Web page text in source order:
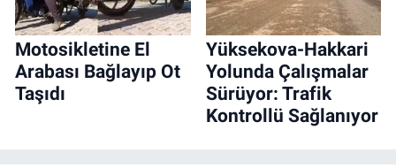
Motosikletine El
Arabası Bağlayıp Ot
Taşıdı
Yüksekova-Hakkari
Yolunda Çalışmalar
Sürüyor: Trafik
Kontrollü Sağlanıyor